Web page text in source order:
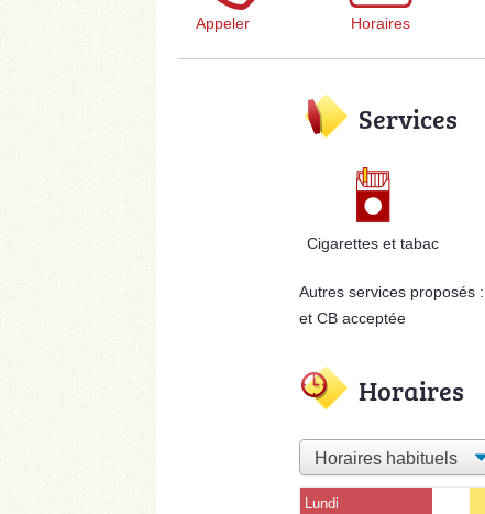
Appeler Horaires
Services
Cigarettes et tabac
Autres services proposés
et CB acceptée
Horaires
Lundi